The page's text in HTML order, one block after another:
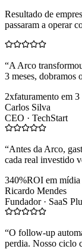
Resultado de
passaram a operar
“A Arco
3 meses, dobramos
2xfaturamento em 3
Carlos Silva
CEO · TechStart
“Antes da Arco,
cada real investido
340%ROI em mídia
Ricardo Mendes
Fundador · SaaS
“O follow-up
perdia. Nosso ciclo